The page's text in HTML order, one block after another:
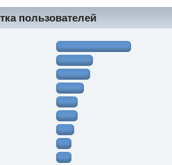
пользователей